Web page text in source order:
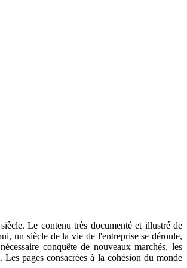
Le contenu très documenté et illustré de
un siècle de la vie de l'entreprise se déroule,
conquête de nouveaux marchés, les
pages consacrées à la cohésion du monde